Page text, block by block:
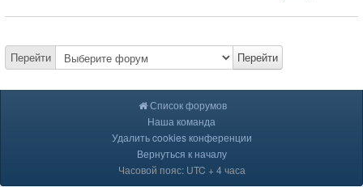
Перейти Перейти
Список форумов
Наша команда
Удалить cookies конференции
Вернуться к началу
Часовой пояс: UTC + 4 часа